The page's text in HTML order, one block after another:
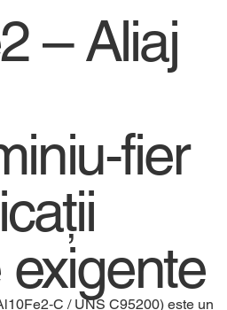
– Aliaj
/ UNS C95200) este un